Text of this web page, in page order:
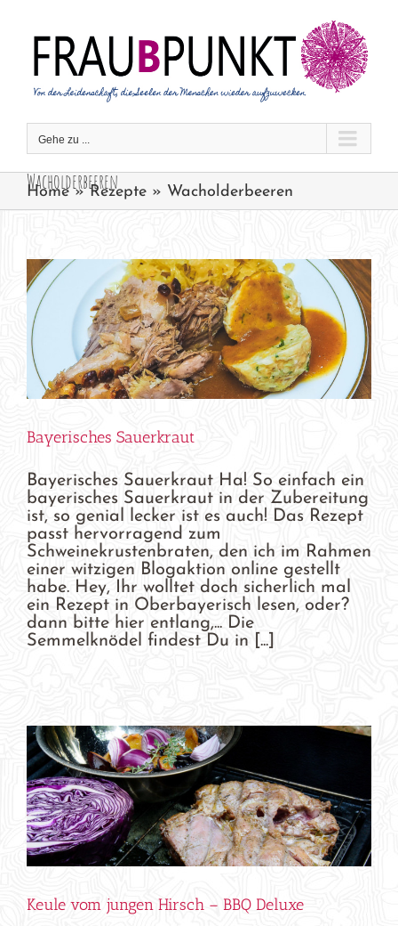
springen
Gehe zu ...
Wacholderbeeren
Home»Rezepte » Wacholderbeeren
Bayerisches Sauerkraut
Bayerisches Sauerkraut Ha! So einfach ein
bayerisches Sauerkraut in der Zubereitung
ist, so genial lecker ist es auch! Das Rezept
passt hervorragend zum
Schweinekrustenbraten, den ich im Rahmen
einer witzigen Blogaktion online gestellt
habe. Hey, Ihr wolltet doch sicherlich mal
ein Rezept in Oberbayerisch lesen, oder?
dann bitte hier entlang,... Die
Semmelknödel findest Du in [...]
Keule vom jungen Hirsch – BBQ Deluxe